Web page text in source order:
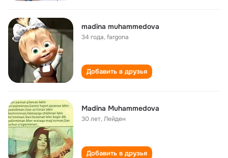
madina muhammedova
34 года,fargona
Добавить в друзья
Madina Muhammedova
30 лет,Лейден
Добавить в друзья